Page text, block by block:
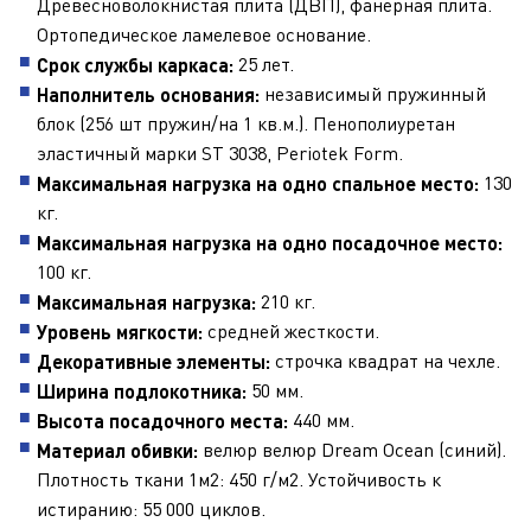
Древесноволокнистая плита (ДВП), фанерная плита.
Ортопедическое ламелевое основание.
Срок службы каркаса: 25 лет.
Наполнитель основания: независимый пружинный
блок (256 шт пружин/на 1 кв.м.). Пенополиуретан
эластичный марки ST 3038, Periotek Form.
Максимальная нагрузка на одно спальное место: 130
кг.
Максимальная нагрузка на одно посадочное место:
100 кг.
Максимальная нагрузка: 210 кг.
Уровень мягкости: средней жесткости.
Декоративные элементы: строчка квадрат на чехле.
Ширина подлокотника: 50 мм.
Высота посадочного места: 440 мм.
Материал обивки: велюр велюр Dream Ocean (синий).
Плотность ткани 1м2: 450 г/м2. Устойчивость к
истиранию: 55 000 циклов.